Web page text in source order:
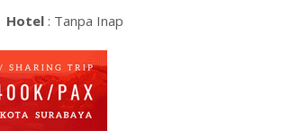
Hotel : Tanpa Inap